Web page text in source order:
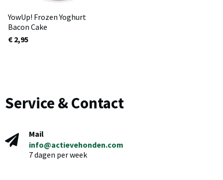
YowUp! Frozen Yoghurt
Bacon Cake
€ 2,95
Service & Contact
Mail
info@actievehonden.com
7 dagen per week